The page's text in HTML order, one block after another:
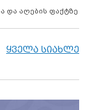
ყველა სიახლე